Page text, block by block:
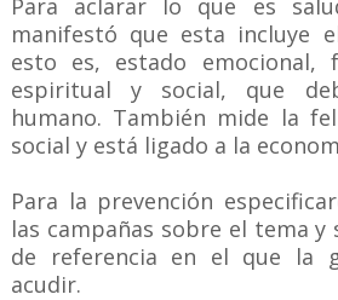
Para aclarar lo que es
manifestó que esta incluye
esto es, estado emocional,
espiritual y social, que
humano. También mide la
social y está ligado a la
Para la prevención
las campañas sobre el tema y
de referencia en el que la
acudir.